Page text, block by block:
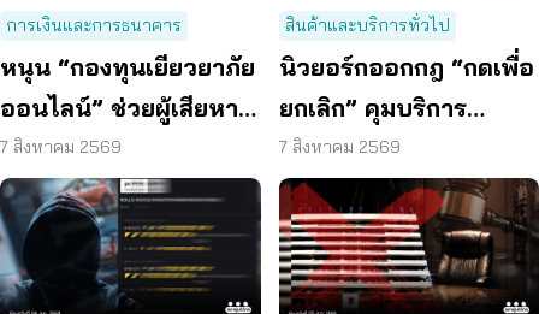
การเงินและการธนาคาร
หนุน “กองทุนเยียวยาภัย
ออนไลน์” ช่วยผู้เสียหาย
ตั้งหลักได้ รวดเร็ว ทัน
ท่วงที
7 สิงหาคม 2569
สินค้าและบริการทั่วไป
นิวยอร์กออกกฎ “กดเพื่อ
ยกเลิก” คุมบริการ
ออนไลน์ ต่ออายุสมาชิก
อัตโนมัติ
7 สิงหาคม 2569